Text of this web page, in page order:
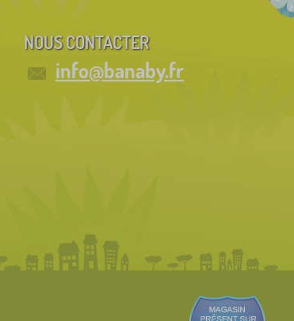
NOUS CONTACTER
info@banaby.fr